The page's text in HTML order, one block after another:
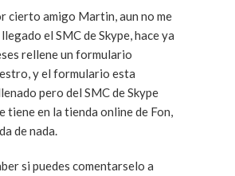
cierto amigo Martin, aun no me
el SMC de Skype, hace ya
rellene un formulario
y el formulario esta
pero del SMC de Skype
tiene en la tienda online de Fon,
de nada.
si puedes comentarselo a